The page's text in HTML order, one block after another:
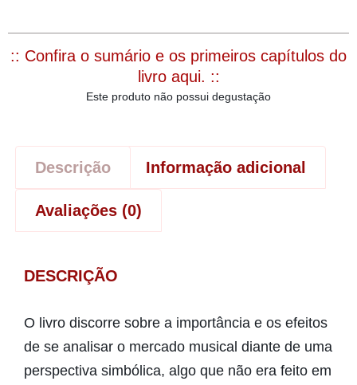
:: Confira o sumário e os primeiros capítulos do
livro aqui. ::
Este produto não possui degustação
Descrição Informação adicional
Avaliações (0)
DESCRIÇÃO
O livro discorre sobre a importância e os efeitos
de se analisar o mercado musical diante de uma
perspectiva simbólica, algo que não era feito em